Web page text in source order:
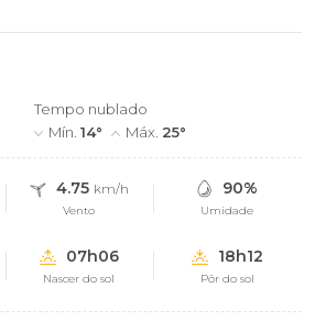
Tempo nublado
Mín.14° Máx. 25°
4.75 km/h
Vento
90%
Umidade
07h06
Nascer do sol
18h12
Pôr do sol